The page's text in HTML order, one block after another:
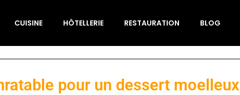
CUISINE HÔTELLERIE RESTAURATION BLOG
pour un dessert moelleux